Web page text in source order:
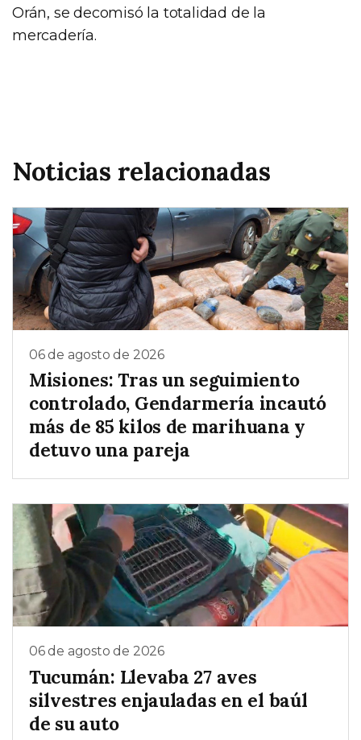
Orán, se decomisó la totalidad de la
mercadería.
Noticias relacionadas
06 de agosto de 2026
Misiones: Tras un seguimiento
controlado, Gendarmería incautó
más de 85 kilos de marihuana y
detuvo una pareja
06 de agosto de 2026
Tucumán: Llevaba 27 aves
silvestres enjauladas en el baúl
de su auto